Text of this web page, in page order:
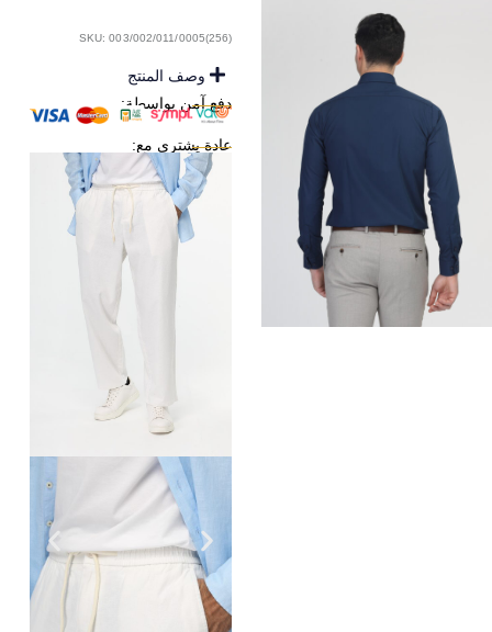
SKU: 003/002/011/0005(256)
وصف المنتج
دفع آمن بواسطة:
عادة يشترى مع: